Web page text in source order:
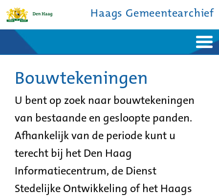
Haags Gemeentearchief
Ontdek de stad
De studiezaal
Bronnen en collecties
Over ons
Contact
Bouwtekeningen
U bent op zoek naar bouwtekeningen
van bestaande en gesloopte panden.
Afhankelijk van de periode kunt u
terecht bij het Den Haag
Informatiecentrum, de Dienst
Stedelijke Ontwikkeling of het Haags